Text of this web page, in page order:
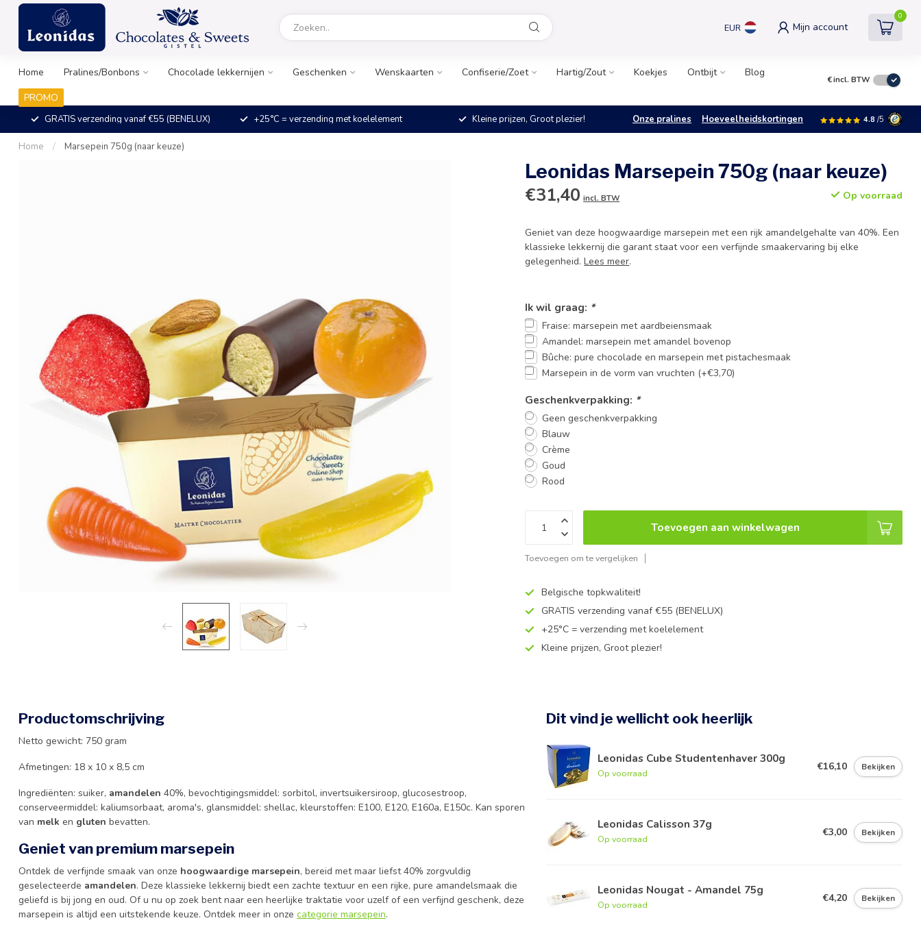
EUR Mijn account
0
Home Pralines/Bonbons Chocolade lekkernijen Geschenken Wenskaarten Confiserie/Zoet Hartig/Zout Koekjes Ontbijt
Blog
PROMO
€incl. BTW
GRATIS verzending vanaf €55 (BENELUX) +25°C = verzending met koelelement Kleine prijzen, Groot plezier! Onze pralines Hoeveelheidskortingen 4.8 /5
Home / Marsepein 750g (naar keuze)
Leonidas Marsepein 750g (naar keuze)
€31,40 incl. BTW Op voorraad
Geniet van deze hoogwaardige marsepein met een rijk amandelgehalte van 40%. Een
klassieke lekkernij die garant staat voor een verfijnde smaakervaring bij elke
gelegenheid.Lees meer.
Ik wil graag: *
Fraise: marsepein met aardbeiensmaak
Amandel: marsepein met amandel bovenop
Bûche: pure chocolade en marsepein met pistachesmaak
Marsepein in de vorm van vruchten (+€3,70)
Geschenkverpakking: *
Geen geschenkverpakking
Blauw
Crème
Goud
Rood
Toevoegen aan winkelwagen
Toevoegen om te vergelijken
Belgische topkwaliteit!
GRATIS verzending vanaf €55 (BENELUX)
+25°C = verzending met koelelement
Kleine prijzen, Groot plezier!
Productomschrijving
Netto gewicht: 750 gram
Afmetingen: 18 x 10 x 8,5 cm
Ingrediënten: suiker, amandelen 40%, bevochtigingsmiddel: sorbitol, invertsuikersiroop, glucosestroop,
conserveermiddel: kaliumsorbaat, aroma's, glansmiddel: shellac, kleurstoffen: E100, E120, E160a, E150c. Kan sporen
van melk en gluten bevatten.
Geniet van premium marsepein
Ontdek de verfijnde smaak van onze hoogwaardige marsepein, bereid met maar liefst 40% zorgvuldig
geselecteerde amandelen. Deze klassieke lekkernij biedt een zachte textuur en een rijke, pure amandelsmaak die
geliefd is bij jong en oud. Of u nu op zoek bent naar een heerlijke traktatie voor uzelf of een verfijnd geschenk, deze
marsepein is altijd een uitstekende keuze. Ontdek meer in onze categorie marsepein.
Dit vind je wellicht ook heerlijk
Leonidas Cube Studentenhaver 300g
Op voorraad
€16,10 Bekijken
Leonidas Calisson 37g
Op voorraad
€3,00 Bekijken
Leonidas Nougat - Amandel 75g
Op voorraad
€4,20 Bekijken